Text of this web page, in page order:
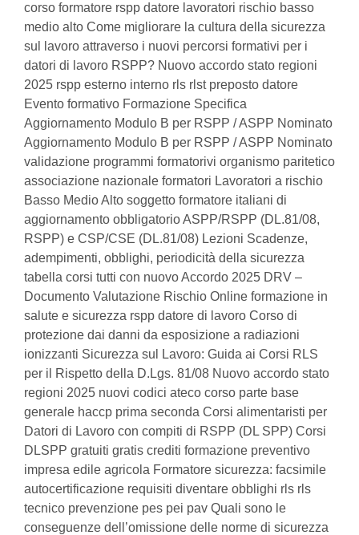
corso formatore rspp datore lavoratori rischio basso
medio alto Come migliorare la cultura della sicurezza
sul lavoro attraverso i nuovi percorsi formativi per i
datori di lavoro RSPP? Nuovo accordo stato regioni
2025 rspp esterno interno rls rlst preposto datore
Evento formativo Formazione Specifica
Aggiornamento Modulo B per RSPP / ASPP Nominato
Aggiornamento Modulo B per RSPP / ASPP Nominato
validazione programmi formatorivi organismo paritetico
associazione nazionale formatori Lavoratori a rischio
Basso Medio Alto soggetto formatore italiani di
aggiornamento obbligatorio ASPP/RSPP (DL.81/08,
RSPP) e CSP/CSE (DL.81/08) Lezioni Scadenze,
adempimenti, obblighi, periodicità della sicurezza
tabella corsi tutti con nuovo Accordo 2025 DRV –
Documento Valutazione Rischio Online formazione in
salute e sicurezza rspp datore di lavoro Corso di
protezione dai danni da esposizione a radiazioni
ionizzanti Sicurezza sul Lavoro: Guida ai Corsi RLS
per il Rispetto della D.Lgs. 81/08 Nuovo accordo stato
regioni 2025 nuovi codici ateco corso parte base
generale haccp prima seconda Corsi alimentaristi per
Datori di Lavoro con compiti di RSPP (DL SPP) Corsi
DLSPP gratuiti gratis crediti formazione preventivo
impresa edile agricola Formatore sicurezza: facsimile
autocertificazione requisiti diventare obblighi rls rls
tecnico prevenzione pes pei pav Quali sono le
conseguenze dell’omissione delle norme di sicurezza